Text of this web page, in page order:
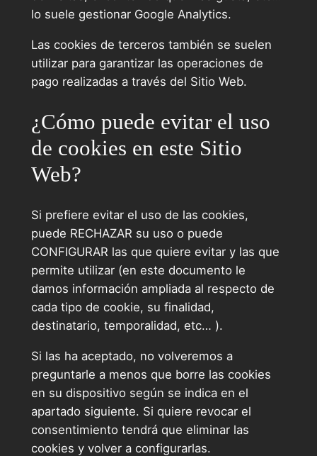
lo suele gestionar Google Analytics.
Las cookies de terceros también se suelen
utilizar para garantizar las operaciones de
pago realizadas a través del Sitio Web.
¿Cómo puede evitar el uso
de cookies en este Sitio
Web?
Si prefiere evitar el uso de las cookies,
puede RECHAZAR su uso o puede
CONFIGURAR las que quiere evitar y las que
permite utilizar (en este documento le
damos información ampliada al respecto de
cada tipo de cookie, su finalidad,
destinatario, temporalidad, etc… ).
Si las ha aceptado, no volveremos a
preguntarle a menos que borre las cookies
en su dispositivo según se indica en el
apartado siguiente. Si quiere revocar el
consentimiento tendrá que eliminar las
cookies y volver a configurarlas.